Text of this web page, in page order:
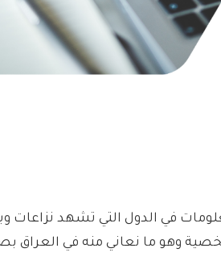
في الدول التي تشهد نزاعات
وهو ما نعاني منه في العراق